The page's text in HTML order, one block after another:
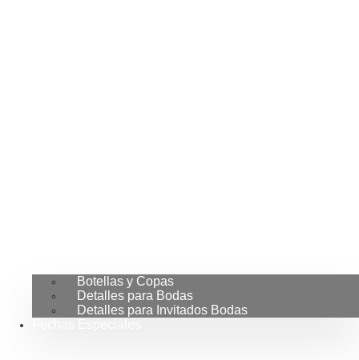
Botellas y Copas
Detalles para Bodas
Detalles para Invitados Bodas